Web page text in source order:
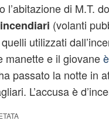
l’abitazione di M.T.
(volanti
utilizzati
manette e il giovane
passato la notte in
L’accusa è